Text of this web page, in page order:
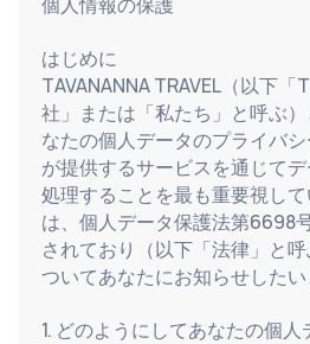
はじめに
TAVANANNA TRAVEL（以下「
社」または「私たち」と呼ぶ
なたの個人データのプライバ
が提供するサービスを通じて
処理することを最も重要視し
は、個人データ保護法第6698
されており（以下「法律」と
ついてあなたにお知らせしたい
1. どのようにしてあなたの個